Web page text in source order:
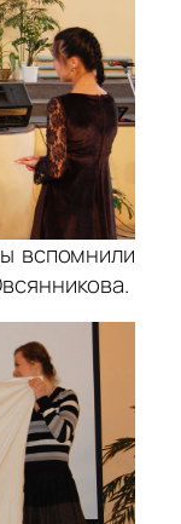
вспомнили